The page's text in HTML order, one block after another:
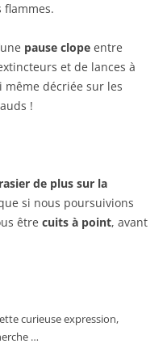
flammes.
pause clope entre
et de lances à
même décriée sur les
!
de plus sur la
si nous poursuivions
être cuits à point, avant
curieuse expression,
…